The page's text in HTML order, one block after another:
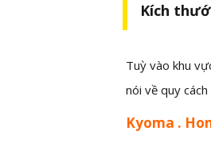
Kích
Tuỳ vào khu
nói về quy
Kyoma .